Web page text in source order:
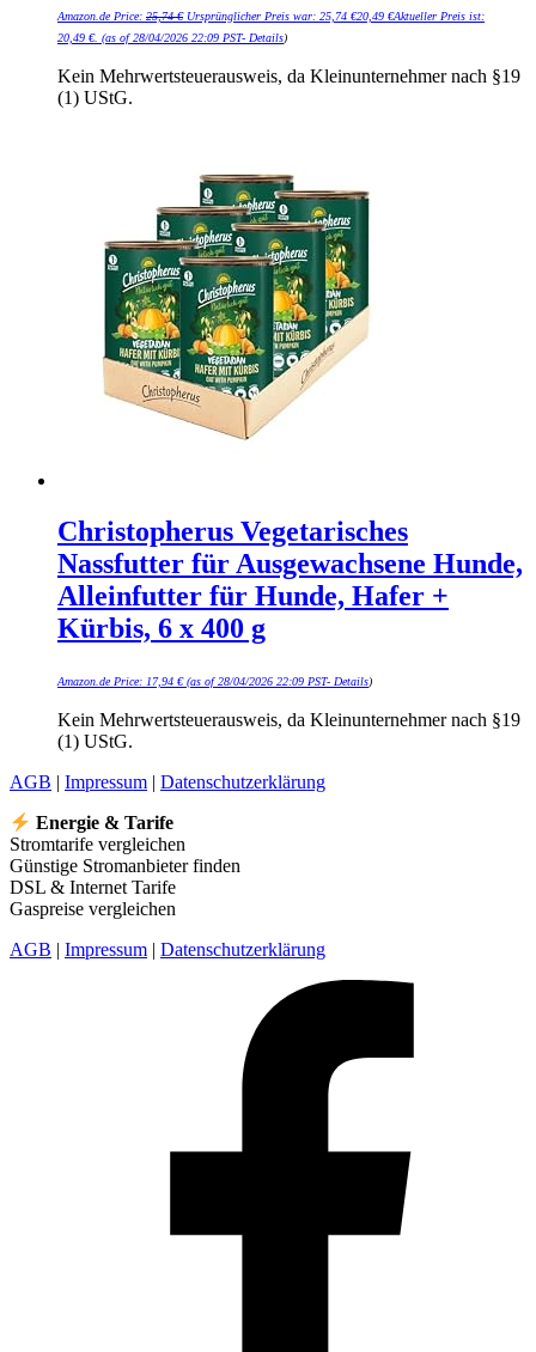
Amazon.de Price: 25,74€ Ursprünglicher Preis war: 25,74 €20,49 €Aktueller Preis ist:
20,49 €. (as of 28/04/2026 22:09 PST- Details)
Kein Mehrwertsteuerausweis, da Kleinunternehmer nach §19
(1) UStG.
Christopherus Vegetarisches
Nassfutter für Ausgewachsene Hunde,
Alleinfutter für Hunde, Hafer +
Kürbis, 6 x 400 g
Amazon.de Price: 17,94 €(as of 28/04/2026 22:09 PST- Details)
Kein Mehrwertsteuerausweis, da Kleinunternehmer nach §19
(1) UStG.
AGB | Impressum | Datenschutzerklärung
Energie & Tarife
Stromtarife vergleichen
Günstige Stromanbieter finden
DSL & Internet Tarife
Gaspreise vergleichen
AGB | Impressum | Datenschutzerklärung